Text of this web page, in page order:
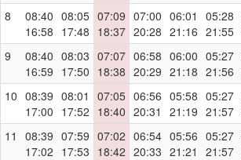
8
08:40
16:58
08:05
17:48
07:09
18:37
07:00
20:28
06:01
21:16
05:28
21:55
9
08:40
16:59
08:03
17:50
07:07
18:38
06:58
20:29
06:00
21:18
05:27
21:56
10 08:39
17:00
08:01
17:52
07:05
18:40
06:56
20:31
05:58
21:19
05:27
21:57
11
08:39
17:02
07:59
17:53
07:02
18:42
06:54
20:33
05:56
21:21
05:27
21:57